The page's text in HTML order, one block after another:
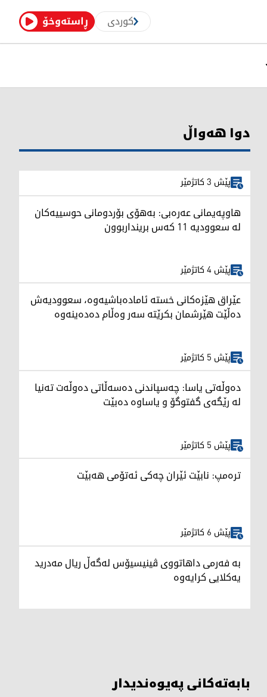
ڕاستەوخۆ کوردی
دوا هەواڵ
پێش 3 کاتژمێر
هاوپەیمانی عەرەبی: بەهۆی بۆردومانی حوسییەکان
لە سعوودیە 11 کەس برینداربوون
پێش 4 کاتژمێر
عێراق هێزەکانی خستە ئامادەباشیەوە، سعوودیەش
دەڵێت هێرشمان بکرێتە سەر وەڵام دەدەینەوە
پێش 5 کاتژمێر
دەوڵەتی یاسا: چەسپاندنی دەسەڵاتی دەوڵەت تەنیا
لە رێگەی گفتوگۆ و یاساوە دەبێت
پێش 5 کاتژمێر
ترەمپ: نابێت ئێران چەکی ئەتۆمی هەبێت
پێش 6 کاتژمێر
بە فەرمی داهاتووی ڤینیسیۆس لەگەڵ ریال مەدرید
یەکلایی کرایەوە
بابەتەکانی پەیوەندیدار